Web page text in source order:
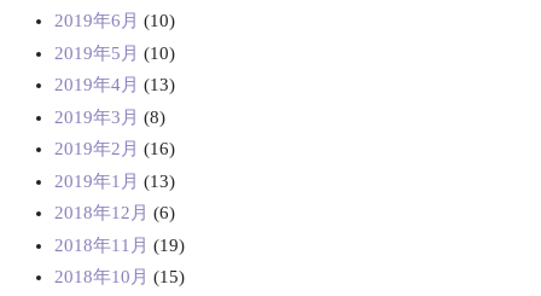
2019年6月 (10)
2019年5月 (10)
2019年4月 (13)
2019年3月 (8)
2019年2月 (16)
2019年1月 (13)
2018年12月 (6)
2018年11月 (19)
2018年10月 (15)